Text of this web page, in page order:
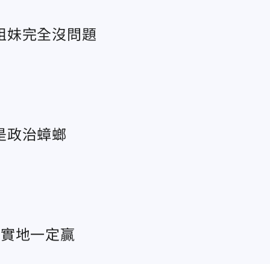
完全沒問題
政治蟑螂
地一定贏